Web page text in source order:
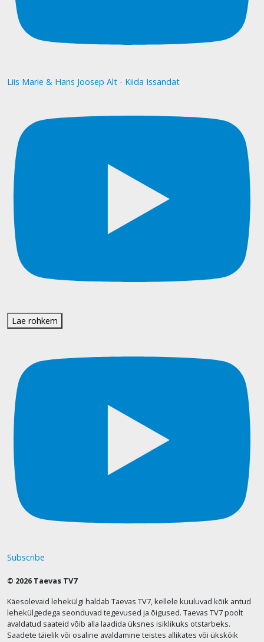
Liis Marie & Hans Joosep Alt - Kiida Issandat
Lae rohkem
Subscribe
© 2026 Taevas TV7
Käesolevaid lehekülgi haldab Taevas TV7, kellele kuuluvad kõik antud
lehekülgedega seonduvad tegevused ja õigused. Taevas TV7 poolt
avaldatud saateid võib alla laadida üksnes isiklikuks otstarbeks.
Saadete täielik või osaline avaldamine teistes allikates või ükskõik